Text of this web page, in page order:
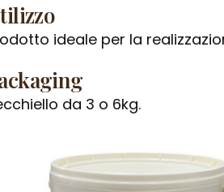
ideale per la
da 3 o 6kg.